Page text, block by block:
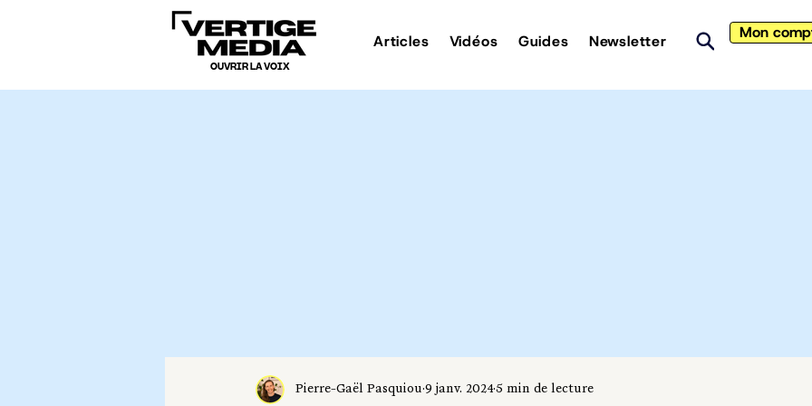
OUVRIR LA VOIX
Articles Vidéos Guides Newsletter Mon
Pierre-Gaël Pasquiou 9 janv. 2024 5 min de lecture